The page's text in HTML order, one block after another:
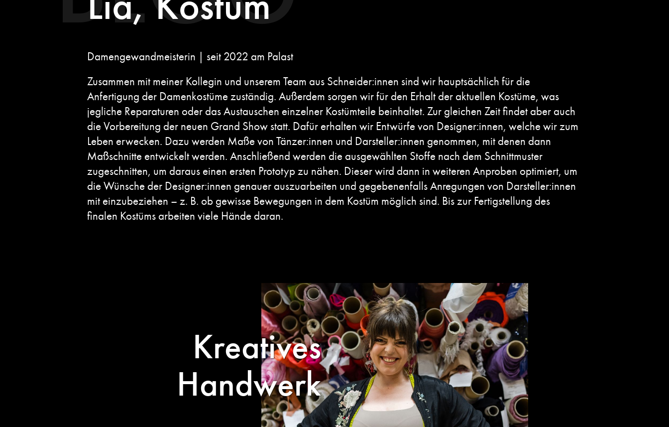
Damengewandmeisterin | seit 2022 am Palast
Zusammen mit meiner Kollegin und unserem Team aus Schneider:innen sind wir hauptsächlich für die
Anfertigung der Damenkostüme zuständig. Außerdem sorgen wir für den Erhalt der aktuellen Kostüme, was
jegliche Reparaturen oder das Austauschen einzelner Kostümteile beinhaltet. Zur gleichen Zeit findet aber auch
die Vorbereitung der neuen Grand Show statt. Dafür erhalten wir Entwürfe von Designer:innen, welche wir zum
Leben erwecken. Dazu werden Maße von Tänzer:innen und Darsteller:innen genommen, mit denen dann
Maßschnitte entwickelt werden. Anschließend werden die ausgewählten Stoffe nach dem Schnittmuster
zugeschnitten, um daraus einen ersten Prototyp zu nähen. Dieser wird dann in weiteren Anproben optimiert, um
die Wünsche der Designer:innen genauer auszuarbeiten und gegebenenfalls Anregungen von Darsteller:innen
mit einzubeziehen – z. B. ob gewisse Bewegungen in dem Kostüm möglich sind. Bis zur Fertigstellung des
finalen Kostüms arbeiten viele Hände daran.
Kreatives
Handwerk